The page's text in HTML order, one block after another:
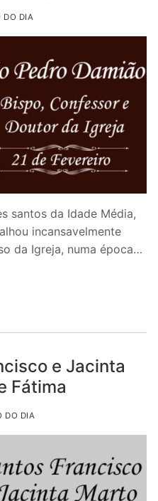
DO DIA
santos da Idade Média,
incansavelmente
da Igreja, numa época…
e Jacinta
Fátima
DO DIA